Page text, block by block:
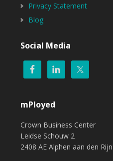
Privacy Statement
Blog
Social Media
mPloyed
Crown Business Center
Leidse Schouw 2
2408 AE Alphen aan den Rijn